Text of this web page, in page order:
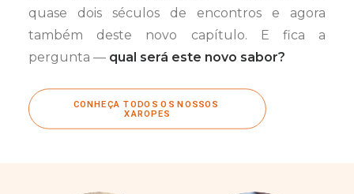
quase dois séculos de encontros e agora
também deste novo capítulo. E fica a
pergunta — qual será este novo sabor?
CONHEÇA TODOS OS NOSSOS
XAROPES